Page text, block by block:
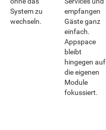
System zu
wechseln.
empfangen
Gäste ganz
einfach.
Appspace
bleibt
hingegen auf
die eigenen
Module
fokussiert.